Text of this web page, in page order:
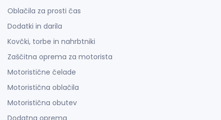
Oblačila za prosti čas
Dodatki in darila
Kovčki, torbe in nahrbtniki
Zaščitna oprema za motorista
Motoristične čelade
Motoristična oblačila
Motoristična obutev
Dodatna oprema